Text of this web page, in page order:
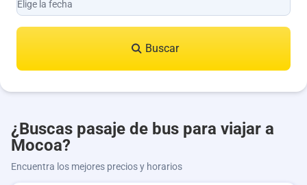
Buscar
¿Buscas pasaje de bus para viajar a
Mocoa?
Encuentra los mejores precios y horarios